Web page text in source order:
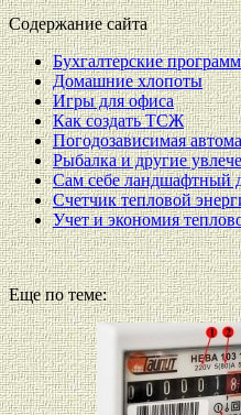
Содержание сайта
Бухгалтерские
Домашние хлопоты
Игры для офиса
Как создать ТСЖ
Погодозависимая
Рыбалка и другие
Сам себе ландшафтный
Счетчик тепловой
Учет и экономия
Еще по теме: